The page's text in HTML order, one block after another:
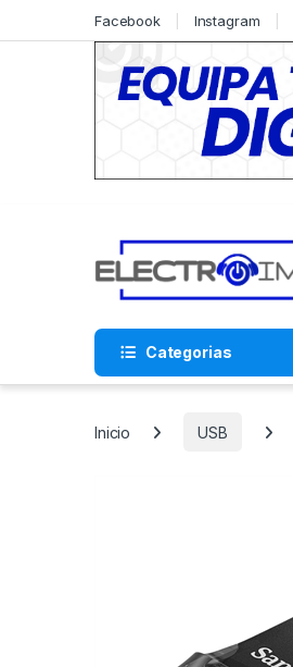
Facebook Instagram
Categorias
Inicio USB